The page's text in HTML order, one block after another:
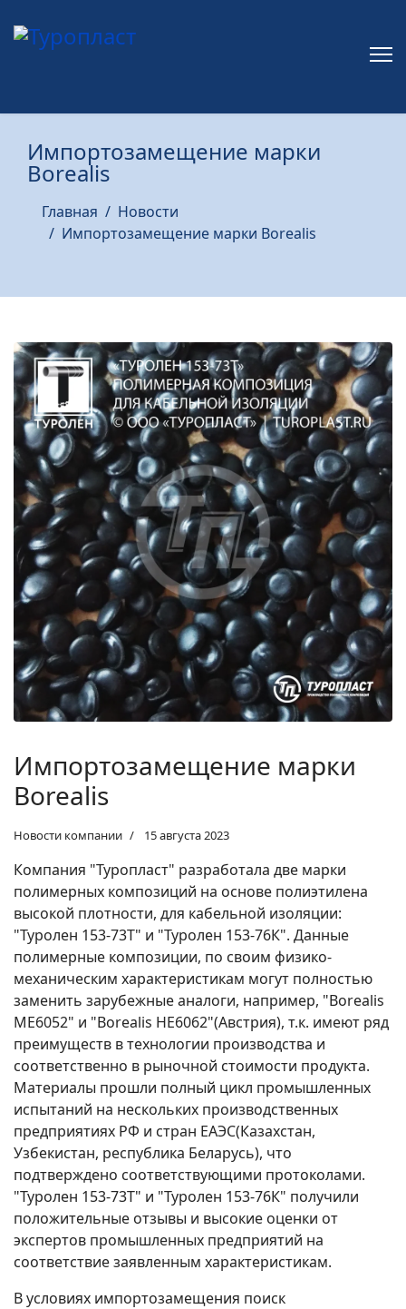
Импортозамещение марки
Borealis
Главная
Новости
Импортозамещение марки Borealis
Импортозамещение марки
Borealis
Новости компании 15 августа 2023
Компания "Туропласт" разработала две марки
полимерных композиций на основе полиэтилена
высокой плотности, для кабельной изоляции:
"Туролен 153-73Т" и "Туролен 153-76К". Данные
полимерные композиции, по своим физико-
механическим характеристикам могут полностью
заменить зарубежные аналоги, например, "Borealis
ME6052" и "Borealis HE6062"(Австрия), т.к. имеют ряд
преимуществ в технологии производства и
соответственно в рыночной стоимости продукта.
Материалы прошли полный цикл промышленных
испытаний на нескольких производственных
предприятиях РФ и стран ЕАЭС(Казахстан,
Узбекистан, республика Беларусь), что
подтверждено соответствующими протоколами.
"Туролен 153-73Т" и "Туролен 153-76К" получили
положительные отзывы и высокие оценки от
экспертов промышленных предприятий на
соответствие заявленным характеристикам.
В условиях импортозамещения поиск